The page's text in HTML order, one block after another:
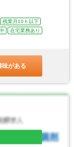
残業月10ｈ以下
在宅業務あり
味がある